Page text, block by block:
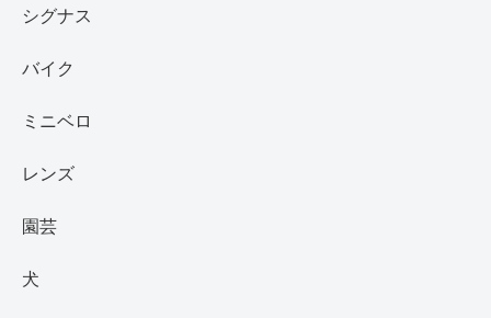
シグナス
バイク
ミニベロ
レンズ
園芸
犬